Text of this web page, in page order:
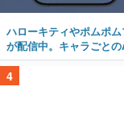
ハローキティやポムポ
が配信中。キャラごと
4